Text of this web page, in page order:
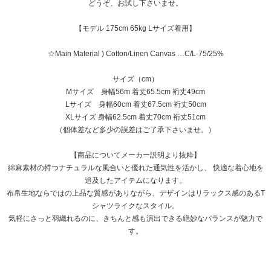
どうぞ、お試し下さいませ。
【モデル 175cm 65kg Lサイズ着用】
☆Main Material ) Cotton/Linen Canvas …C/L-75/25%
サイズ（cm）
Mサイズ 身幅56m 着丈65.5cm 裄丈49cm
Lサイズ 身幅60cm 着丈67.5cm 裄丈50cm
XLサイズ 身幅62.5cm 着丈70cm 裄丈51cm
（個体差など多少の誤差はご了承下さいませ。）
【商品についてメーカー説明より抜粋】
綿麻素材の持つナチュラルな風合いと優れた通気性を活かし、 快適な着心地を
追及したアイテムになります。
布帛生地ならではの上品な質感がありながら、デザインはリラックス感のあるT
シャツライクなスタイル。
気軽にさっと羽織れるのに、きちんと感も演出できる絶妙なバランスが魅力で
す。